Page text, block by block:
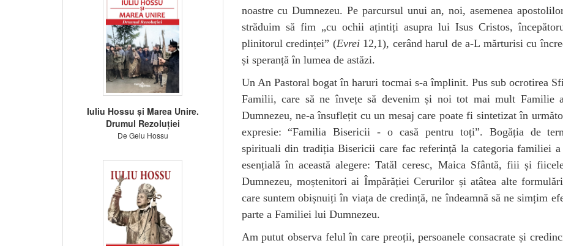
Iuliu Hossu și Marea Unire.
Drumul Rezoluției
De Gelu Hossu
noastre cu Dumnezeu. Pe parcursul unui an, noi, asemenea
străduim să fim „cu ochii ațintiți asupra lui Isus Cristos,
plinitorul credinței” (Evrei12,1), cerând harul de a-L mărturisi cu
și speranță în lumea de astăzi.
Un An Pastoral bogat în haruri tocmai s-a împlinit. Pus sub ocrotirea
Familii, care să ne învețe să devenim și noi tot mai mult Familie
Dumnezeu, ne-a însuflețit cu un mesaj care poate fi sintetizat în
expresie: “Familia Bisericii - o casă pentru toți”. Bogăția de
spirituali din tradiția Bisericii care fac referință la categoria familiei a
esențială în această alegere: Tatăl ceresc, Maica Sfântă, fiii și
Dumnezeu, moștenitori ai Împărăției Cerurilor și atâtea alte
care suntem obișnuiți în viața de credință, ne îndeamnă să ne simțim
parte a Familiei lui Dumnezeu.
Am putut observa felul în care preoții, persoanele consacrate și